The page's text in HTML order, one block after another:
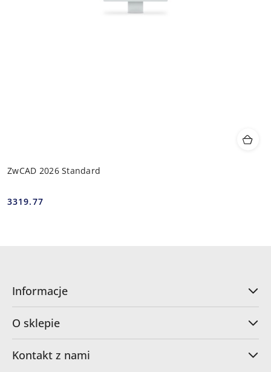
ZwCAD 2026 Standard
Cena:
3319.77
Informacje
O sklepie
Kontakt z nami